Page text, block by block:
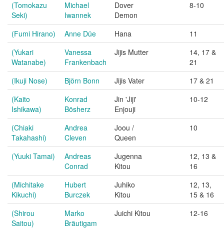
(Tomokazu
Seki)
Michael
Iwannek
Dover
Demon
8-10
(Fumi Hirano) Anne Düe Hana
11
(Yukari
Watanabe)
Vanessa
Frankenbach
Jijis Mutter
14, 17 &
21
(Ikuji Nose)
Björn Bonn Jijis Vater
17 & 21
(Kaito
Ishikawa)
Konrad
Bösherz
Jin 'Jiji'
Enjouji
10-12
(Chiaki
Takahashi)
Andrea
Cleven
Joou /
Queen
10
(Yuuki Tamai)
Andreas
Conrad
Jugenna
Kitou
12, 13 &
16
(Michitake
Kikuchi)
Hubert
Burczek
Juhiko
Kitou
12, 13,
15 & 16
(Shirou
Saitou)
Marko
Bräutigam
Juichi Kitou 12-16